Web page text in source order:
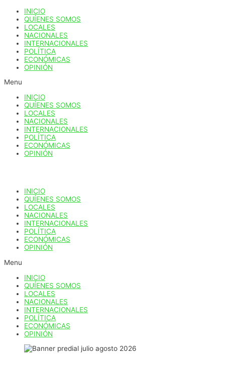
contenido
INICIO
QUÍENES SOMOS
LOCALES
NACIONALES
INTERNACIONALES
POLÍTICA
ECONÓMICAS
OPINIÓN
Menu
INICIO
QUÍENES SOMOS
LOCALES
NACIONALES
INTERNACIONALES
POLÍTICA
ECONÓMICAS
OPINIÓN
INICIO
QUÍENES SOMOS
LOCALES
NACIONALES
INTERNACIONALES
POLÍTICA
ECONÓMICAS
OPINIÓN
Menu
INICIO
QUÍENES SOMOS
LOCALES
NACIONALES
INTERNACIONALES
POLÍTICA
ECONÓMICAS
OPINIÓN